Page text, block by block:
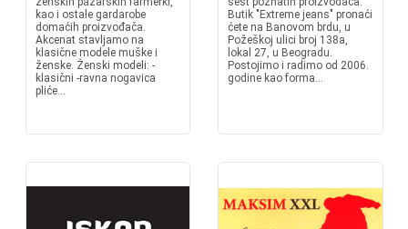
kao i ostale gardarobe
domaćih proizvođača.
Akcenat stavljamo na
klasične modele muške i
ženske. Ženski modeli: -
klasični -ravna nogavica
pliće...
Butik "Extreme jeans" pronaći
ćete na Banovom brdu, u
Požeškoj ulici broj 138a,
lokal 27, u Beogradu.
Postojimo i radimo od 2006.
godine kao forma...